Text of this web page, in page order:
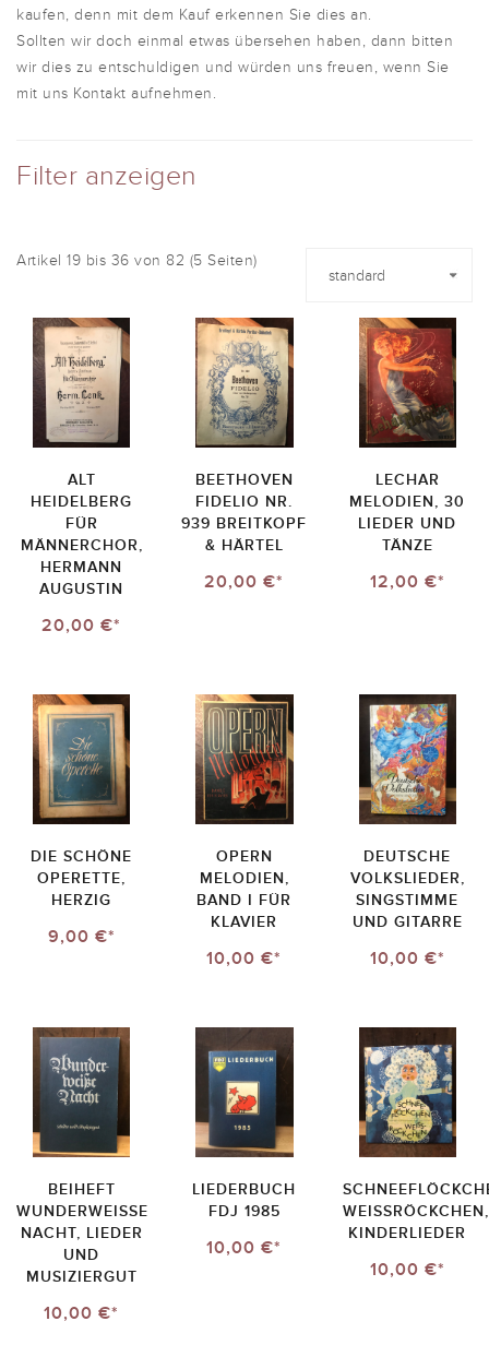
kaufen, denn mit dem Kauf erkennen Sie dies an.
Sollten wir doch einmal etwas übersehen haben, dann bitten
wir dies zu entschuldigen und würden uns freuen, wenn Sie
mit uns Kontakt aufnehmen.
Filter anzeigen
Artikel 19 bis 36 von 82 (5 Seiten)
ALT
HEIDELBERG
FÜR
MÄNNERCHOR,
HERMANN
AUGUSTIN
20,00 €*
BEETHOVEN
FIDELIO NR.
939 BREITKOPF
& HÄRTEL
20,00 €*
LECHAR
MELODIEN, 30
LIEDER UND
TÄNZE
12,00 €*
DIE SCHÖNE
OPERETTE,
HERZIG
9,00 €*
OPERN
MELODIEN,
BAND I FÜR
KLAVIER
10,00 €*
DEUTSCHE
VOLKSLIEDER,
SINGSTIMME
UND GITARRE
10,00 €*
BEIHEFT
WUNDERWEISSE N
ACHT, LIEDER U
ND M
USIZIERGUT
10,00 €*
LIEDERBUCH
FDJ 1985
10,00 €*
WEISSRÖCKCHEN, K
INDERLIEDER
10,00 €*